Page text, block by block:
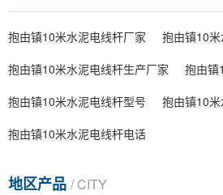
抱由镇10米水泥电线杆厂家
抱由镇10
抱由镇10米水泥电线杆生产厂家
抱由镇
抱由镇10米水泥电线杆型号
抱由镇10
抱由镇10米水泥电线杆电话
地区产品 / CITY